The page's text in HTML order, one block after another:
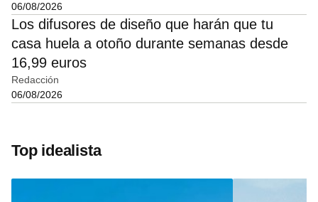
06/08/2026
Los difusores de diseño que harán que tu
casa huela a otoño durante semanas desde
16,99 euros
Redacción
06/08/2026
Top idealista